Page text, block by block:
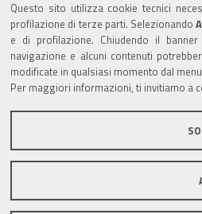
Questo sito utilizza cookie tecnici
profilazione di terze parti. Selezionando
e di profilazione. Chiudendo il
navigazione e alcuni contenuti
modificate in qualsiasi momento dal
Per maggiori informazioni, ti invitiamo a